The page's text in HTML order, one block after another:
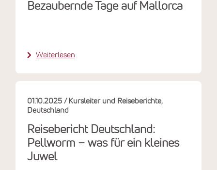
Bezaubernde Tage auf Mallorca
Weiterlesen
Reisebericht Deutschland:
Pellworm – was für ein kleines
Juwel
01.10.2025
Kursleiter und Reiseberichte
Deutschland